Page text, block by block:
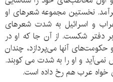
نخستین مجموعه شعرهای او
و اسرائیل به شدت شعرهای
دفتر شکست. از آن جا که او در
آنها می‌پردازد، چندان
و او را به شدت می کوبند.
خواه عرب هم رخ داده است.